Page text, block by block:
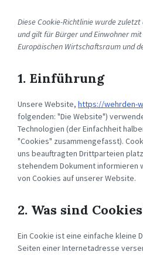
Diese Cookie-Richtlinie wurde
und gilt für Bürger und Einwohner
Europäischen Wirtschaftsraum und
1. Einführung
Unsere Website, https://wehrden-
folgenden: "Die Website")
Technologien (der Einfachheit
"Cookies" zusammengefasst).
uns beauftragten Drittparteien
stehendem Dokument informieren
von Cookies auf unserer Website.
2. Was sind
Ein Cookie ist eine einfache kleine
Seiten einer Internetadresse